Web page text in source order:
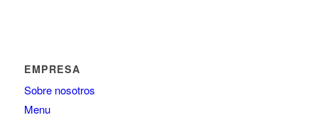
EMPRESA
Sobre nosotros
Menu